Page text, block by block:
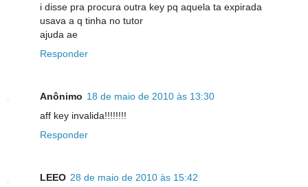
i disse pra procura outra key pq aquela ta expirada
usava a q tinha no tutor
ajuda ae
Responder
Anônimo 18 de maio de 2010 às 13:30
aff key invalida!!!!!!!!
Responder
LEEO 28 de maio de 2010 às 15:42